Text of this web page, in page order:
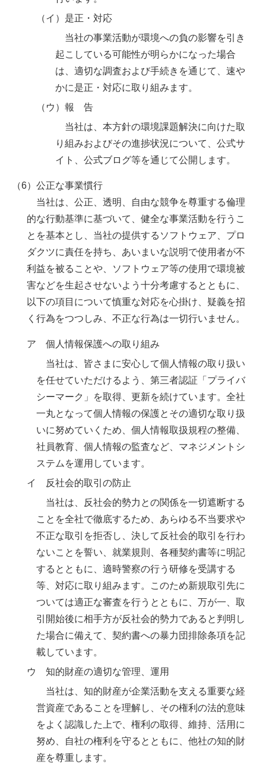
（イ）是正・対応
当社の事業活動が環境への負の影響を引き
起こしている可能性が明らかになった場合
は、適切な調査および手続きを通じて、速や
かに是正・対応に取り組みます。
（ウ）報 告
当社は、本方針の環境課題解決に向けた取
り組みおよびその進捗状況について、公式サ
イト、公式ブログ等を通じて公開します。
（6）公正な事業慣行
当社は、公正、透明、自由な競争を尊重する倫理
的な行動基準に基づいて、健全な事業活動を行うこ
とを基本とし、当社の提供するソフトウェア、プロ
ダクツに責任を持ち、あいまいな説明で使用者が不
利益を被ることや、ソフトウェア等の使用で環境被
害などを生起させないよう十分考慮するとともに、
以下の項目について慎重な対応を心掛け、疑義を招
く行為をつつしみ、不正な行為は一切行いません。
ア 個人情報保護への取り組み
当社は、皆さまに安心して個人情報の取り扱い
を任せていただけるよう、第三者認証「プライバ
シーマーク」を取得、更新を続けています。全社
⼀丸となって個人情報の保護とその適切な取り扱
いに努めていくため、個人情報取扱規程の整備、
社員教育、個人情報の監査など、マネジメントシ
ステムを運用しています。
イ 反社会的取引の防止
当社は、反社会的勢力との関係を⼀切遮断する
ことを全社で徹底するため、あらゆる不当要求や
不正な取引を拒否し、決して反社会的取引を行わ
ないことを誓い、就業規則、各種契約書等に明記
するとともに、適時警察の行う研修を受講する
等、対応に取り組みます。このため新規取引先に
ついては適正な審査を行うとともに、万が一、取
引開始後に相手方が反社会的勢力であると判明し
た場合に備えて、契約書への暴力団排除条項を記
載しています。
ウ 知的財産の適切な管理、運用
当社は、知的財産が企業活動を支える重要な経
営資産であることを理解し、その権利の法的意味
をよく認識した上で、権利の取得、維持、活用に
努め、自社の権利を守るとともに、他社の知的財
産を尊重します。